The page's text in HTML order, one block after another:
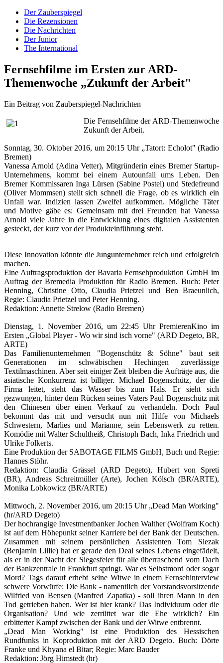
Der Zauberspiegel
Die Rezensionen
Die Nachrichten
Der Junior
The International
Fernsehfilme im Ersten zur ARD-
Themenwoche „Zukunft der Arbeit"
Ein Beitrag von Zauberspiegel-Nachrichten
Die Fernsehfilme der ARD-Themenwoche
Zukunft der Arbeit.
Sonntag, 30. Oktober 2016, um 20:15 Uhr „Tatort: Echolot" (Radio
Bremen)
Vanessa Arnold (Adina Vetter), Mitgründerin eines Bremer Startup-
Unternehmens, kommt bei einem Autounfall ums Leben. Den
Bremer Kommissaren Inga Lürsen (Sabine Postel) und Stedefreund
(Oliver Mommsen) stellt sich schnell die Frage, ob es wirklich ein
Unfall war. Indizien lassen Zweifel aufkommen. Mögliche Täter
und Motive gäbe es: Gemeinsam mit drei Freunden hat Vanessa
Arnold viele Jahre in die Entwicklung eines digitalen Assistenten
gesteckt, der kurz vor der Produkteinführung steht.
Diese Innovation könnte die Jungunternehmer reich und erfolgreich
machen.
Eine Auftragsproduktion der Bavaria Fernsehproduktion GmbH im
Auftrag der Bremedia Produktion für Radio Bremen. Buch: Peter
Henning, Christine Otto, Claudia Prietzel und Ben Braeunlich,
Regie: Claudia Prietzel und Peter Henning.
Redaktion: Annette Strelow (Radio Bremen)
Dienstag, 1. November 2016, um 22:45 Uhr PremierenKino im
Ersten „Global Player - Wo wir sind isch vorne" (ARD Degeto, BR,
ARTE)
Das Familienunternehmen "Bogenschütz & Söhne" baut seit
Generationen im schwäbischen Hechingen zuverlässige
Textilmaschinen. Aber seit einiger Zeit bleiben die Aufträge aus, die
asiatische Konkurrenz ist billiger. Michael Bogenschütz, der die
Firma leitet, steht das Wasser bis zum Hals. Er sieht sich
gezwungen, hinter dem Rücken seines Vaters Paul Bogenschütz mit
den Chinesen über einen Verkauf zu verhandeln. Doch Paul
bekommt das mit und versucht nun mit Hilfe von Michaels
Schwestern, Marlies und Marianne, sein Lebenswerk zu retten.
Komödie mit Walter Schultheiß, Christoph Bach, Inka Friedrich und
Ulrike Folkerts.
Eine Produktion der SABOTAGE FILMS GmbH, Buch und Regie:
Hannes Stöhr.
Redaktion: Claudia Grässel (ARD Degeto), Hubert von Spreti
(BR), Andreas Schreitmüller (Arte), Jochen Kölsch (BR/ARTE),
Monika Lobkowicz (BR/ARTE)
Mittwoch, 2. November 2016, um 20:15 Uhr „Dead Man Working"
(hr/ARD Degeto)
Der hochrangige Investmentbanker Jochen Walther (Wolfram Koch)
ist auf dem Höhepunkt seiner Karriere bei der Bank der Deutschen.
Zusammen mit seinem persönlichen Assistenten Tom Slezak
(Benjamin Lillie) hat er gerade den Deal seines Lebens eingefädelt,
als er in der Nacht der Siegesfeier für alle überraschend vom Dach
der Bankzentrale in Frankfurt springt. War es Selbstmord oder sogar
Mord? Tags darauf erhebt seine Witwe in einem Fernsehinterview
schwere Vorwürfe: Die Bank - namentlich der Vorstandsvorsitzende
Wilfried von Bensen (Manfred Zapatka) - soll ihren Mann in den
Tod getrieben haben. Wer ist hier krank? Das Individuum oder die
Organisation? Und wie zerrüttet war die Ehe wirklich? Ein
erbitterter Kampf zwischen der Bank und der Witwe entbrennt.
„Dead Man Working" ist eine Produktion des Hessischen
Rundfunks in Koproduktion mit der ARD Degeto. Buch: Dörte
Franke und Khyana el Bitar; Regie: Marc Bauder
Redaktion: Jörg Himstedt (hr)